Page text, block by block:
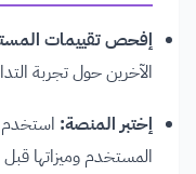
إفحص تقييمات
الآخرين حول تجربة
إختبر المنصة: استخدم
المستخدم وميزاتها قبل